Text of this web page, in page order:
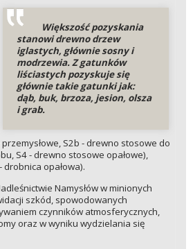
Większość pozyskania
stanowi drewno drzew
iglastych, głównie sosny i
modrzewia. Z gatunków
liściastych pozyskuje się
głównie takie gatunki jak:
dąb, buk, brzoza, jesion, olsza
i grab.
S2b - drewno stosowe do
S4 - drewno stosowe opałowe),
drobnica opałowa).
Namysłów w minionych
szkód, spowodowanych
czynników atmosferycznych,
oraz w wyniku wydzielania się